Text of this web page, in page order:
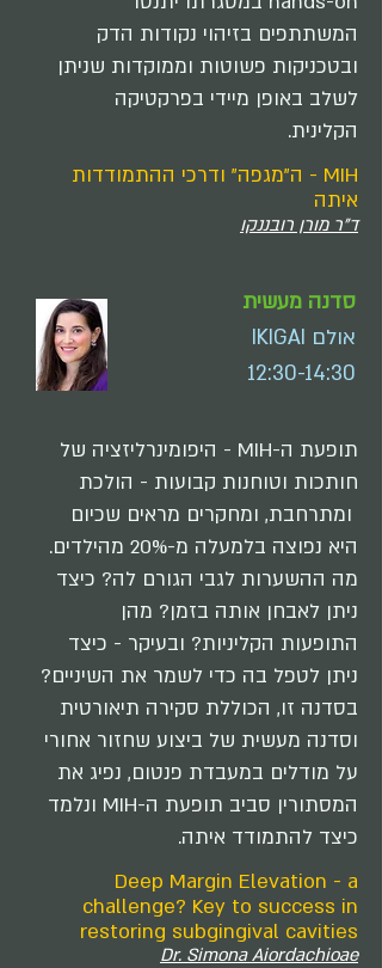
המשתתפים בזיהוי נקודות הדק
ובטכניקות פשוטות וממוקדות שניתן
לשלב באופן מיידי בפרקטיקה
הקלינית.
MIH - ה"מגפה" ודרכי ההתמודדות
איתה
ד"ר מורן רובננקו
סדנה מעשית
אולם IKIGAI
12:30-14:30
תופעת ה-MIH - היפומינרליזציה של
חותכות וטוחנות קבועות - הולכת
ומתרחבת, ומחקרים מראים שכיום
היא נפוצה בלמעלה מ-20% מהילדים.
מה ההשערות לגבי הגורם לה? כיצד
ניתן לאבחן אותה בזמן? מהן
התופעות הקליניות? ובעיקר - כיצד
ניתן לטפל בה כדי לשמר את השיניים?
בסדנה זו, הכוללת סקירה תיאורטית
וסדנה מעשית של ביצוע שחזור אחורי
על מודלים במעבדת פנטום, נפיג את
המסתורין סביב תופעת ה-MIH ונלמד
כיצד להתמודד איתה.
Deep Margin Elevation - a
challenge? Key to success in
restoring subgingival cavities
Dr. Simona Aiordachioae